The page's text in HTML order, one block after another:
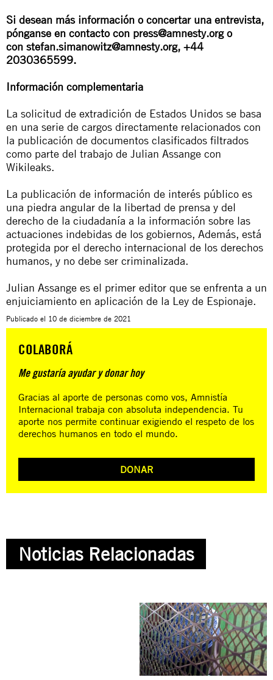
Si desean más información o concertar una entrevista,
pónganse en contacto con press@amnesty.orgo
con stefan.simanowitz@amnesty.org, +44
2030365599.
Información complementaria
La solicitud de extradición de Estados Unidos se basa
en una serie de cargos directamente relacionados con
la publicación de documentos clasificados filtrados
como parte del trabajo de Julian Assange con
Wikileaks.
La publicación de información de interés público es
una piedra angular de la libertad de prensa y del
derecho de la ciudadanía a la información sobre las
actuaciones indebidas de los gobiernos, Además, está
protegida por el derecho internacional de los derechos
humanos, y no debe ser criminalizada.
Julian Assange es el primer editor que se enfrenta a un
enjuiciamiento en aplicación de la Ley de Espionaje.
Publicado el 10 de diciembre de 2021
COLABORÁ
Me gustaría ayudar y donar hoy
Gracias al aporte de personas como vos, Amnistía
Internacional trabaja con absoluta independencia. Tu
aporte nos permite continuar exigiendo el respeto de los
derechos humanos en todo el mundo.
DONAR
Noticias Relacionadas